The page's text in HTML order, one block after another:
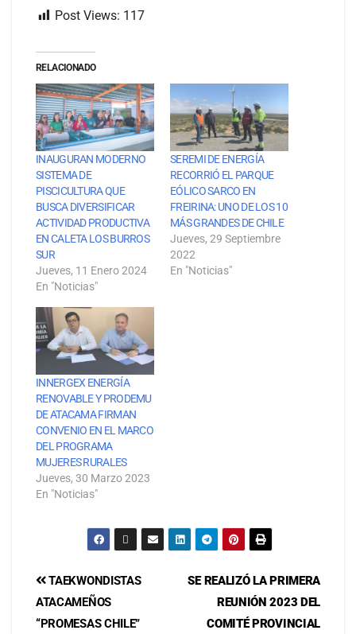
Post Views: 117
RELACIONADO
INAUGURAN MODERNO
SISTEMA DE
PISCICULTURA QUE
BUSCA DIVERSIFICAR
ACTIVIDAD PRODUCTIVA
EN CALETA LOS BURROS
SUR
Jueves, 11 Enero 2024
En "Noticias"
SEREMI DE ENERGÍA
RECORRIÓ EL PARQUE
EÓLICO SARCO EN
FREIRINA: UNO DE LOS 10
MÁS GRANDES DE CHILE
Jueves, 29 Septiembre
2022
En "Noticias"
INNERGEX ENERGÍA
RENOVABLE Y PRODEMU
DE ATACAMA FIRMAN
CONVENIO EN EL MARCO
DEL PROGRAMA
MUJERES RURALES
Jueves, 30 Marzo 2023
En "Noticias"
SE REALIZÓ LA PRIMERA
REUNIÓN 2023 DEL
COMITÉ PROVINCIAL
TAEKWONDISTAS
ATACAMEÑOS
“PROMESAS CHILE”